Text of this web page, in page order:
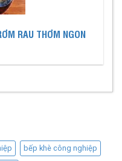
RAU THƠM NGON
bếp khè công nghiệp